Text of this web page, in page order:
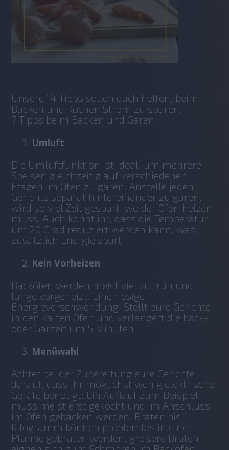
Unsere 14 Tipps sollen euch helfen, beim
Backen und Kochen Strom zu sparen.
7 Tipps beim Backen und Garen
Umluft
Die Umluftfunktion ist ideal, um mehrere
Speisen gleichzeitig auf verschiedenen
Etagen im Ofen zu garen. Anstelle jeden
Gerichts separat hintereinander zu garen,
wird so viel Zeit gespart, wo der Ofen heizen
muss. Auch könnt ihr, dass die Temperatur
um 20 Grad reduziert werden kann, was
zusätzlich Energie spart.
Kein Vorheizen
Backöfen werden meist viel zu früh und
lange vorgeheizt. Eine riesige
Energieverschwendung. Stellt eure Gerichte
in den kalten Ofen und verlängert die back-
oder Garzeit um 5 Minuten.
Menüwahl
Achtet bei der Zubereitung eure Gerichte,
darauf, dass ihr möglichst wenig elektrische
Geräte benötigt: Ein Auflauf zum Beispiel
muss meist erst gekocht und im Anschluss
im Ofen gebacken werden. Braten bis 1
Kilogramm können problemlos in einer
Pfanne gebraten werden, größere Braten